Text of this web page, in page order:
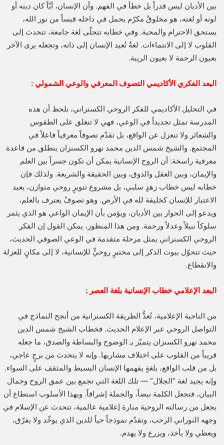
بين الأديان ليس قدراً بل خطأ في الفهم. وأن الإنسان، أيّاً كان دينه أو
لونه أو لغته، هو مخلوقٌ مكرّم يحمل في داخله قبساً من نور الله،
يستحق الاحترام والمحبة. وفي خطابه تتجلّى لغة جامعة، تتحدث إلى
القلوب لا إلى الانتماءات. لغةٌ تُعيد الإنسان إلى ذاته، وتجعله يرى الآخر
بعيون الرحمة لا بعيون الريبة.
البعد الفكري الأكاديمي التصوف المعرفي والوعي الشمولي :
في التحليل الأكاديمي للفكر الروحي الكسنزاني، نلحظ أن هذه
المدرسة تمثل تجديداً في الوعي، فهي لا تنغلق على الطقوس
والشعائر ولا تنعزل عن الواقع، بل تقدّم تصوفاً معرفياً فاعلاً في
المجتمع. والشيخ شمس الدين محمد نهرو الكسنزان ينطلق من قاعدة
معرفية راسخة: أن الروح الإنسانية يمكن أن تكون جسراً بين العلم
والإيمان، وبين العقل والذوق، وبين الحقيقة والشريعة. ولذلك فإن
خطابه ليس خطاب زهدٍ سلبي، بل مشروع تنويرٍ روحي متوازن، يعيد
الاعتبار للإنسان كخليفة لله في الأرض. وهو تصوفٌ يعترف بالعلم،
ويدعو إلى الحوار بين الأديان، ويؤمن بأن الإيمان الواعي هو الذي يثمر
سلوكاً نبيلاً وعدلاً ورحمة. ومن هذا المنظور، يمكن القول إن الفكر
الروحي الكسنزاني يمثل مرحلة متقدمة في الوعي الصوفي الحديث،
حيث تتحوّل بيوت الذكر إلى مختبرٍ روحيٍّ للإنسانية، لا إلى مكانٍ للعزلة
والانقطاع.
البعد الإعلامي خطاب الإنسانية بلغة العصر :
من الناحية الإعلامية، تُعدُّ الطريقة الكسنزانية من أنجح النماذج في
التواصل الروحي عبر الإعلام الحديث. فخطاب الشيخ شمس الدين
محمد نهرو الكسنزان يتميّز بـ الوضوح والبساطة والصدق، ما جعله
قريباً من القلوب على اختلاف مشاربها. وإنه لا يتحدث من برجٍ عاجي،
بل من قلب الواقع، بلغةٍ يفهمها الإنسان البسيط والمثقف على السواء.
وإنه يجيد لغة “الجلال” — تلك اللغة التي تجمع بين عمق الروح وجمال
البيان، فتجعل الكلمة نبضاً، والجملة إشراقاً. وبهذا الأسلوب استطاع أن
يجعل من رسالته الروحية منارة إعلامية عالمية، تتحدث عن الإسلام في
وجهه النوراني الرحب، وتقدّم نموذجاً حياً للدين الذي يوحِّد ولا يفرّق،
ويعطي ولا يأخذ، ويزرع ولا يهدم.